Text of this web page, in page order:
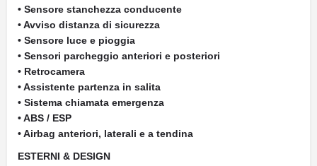
• Sensore stanchezza conducente
• Avviso distanza di sicurezza
• Sensore luce e pioggia
• Sensori parcheggio anteriori e posteriori
• Retrocamera
• Assistente partenza in salita
• Sistema chiamata emergenza
• ABS / ESP
• Airbag anteriori, laterali e a tendina
ESTERNI & DESIGN